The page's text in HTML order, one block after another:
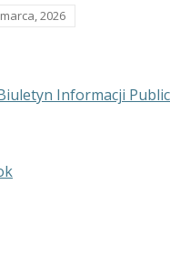
2026
Informacji